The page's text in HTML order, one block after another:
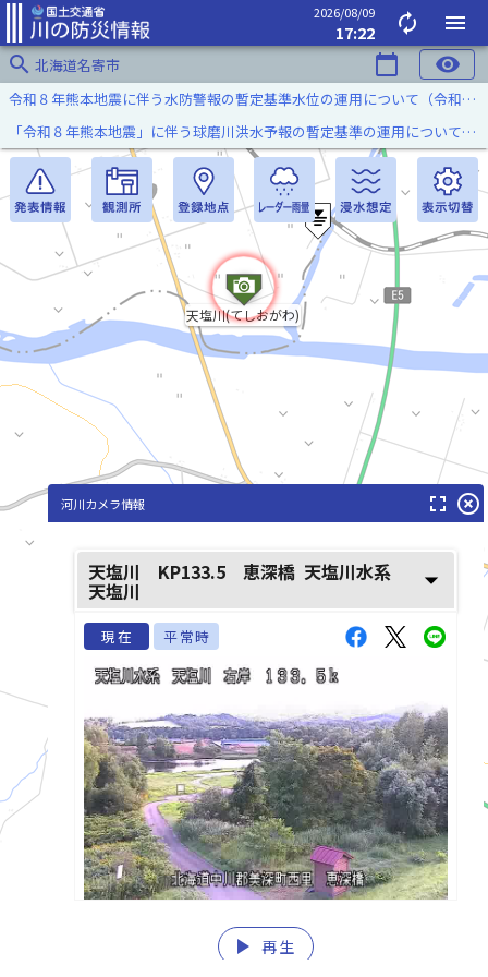
2026/08/09
17:22 autorenew
menu
search 北海道名寄市 calendar_today visibility
天塩川(てしおがわ)
令和８年熊本地震に伴う水防警報の暫定基準水位の運用について（令和８年８月７日）
「令和８年熊本地震」に伴う球磨川洪水予報の暫定基準の運用について（令和８年８月５日）
河川カメラ情報 fullscreen highlight_off
天塩川 KP133.5 恵深橋 天塩川水系
天塩川 arrow_drop_down
現在 平常時
play_arrow 再生